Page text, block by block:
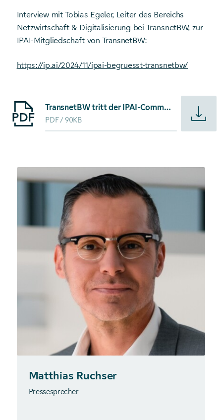
Interview mit Tobias Egeler, Leiter des Bereichs
Netzwirtschaft & Digitalisierung bei TransnetBW, zur
IPAI-Mitgliedschaft von TransnetBW:
https://ip.ai/2024/11/ipai-begruesst-transnetbw/
Starte Download von: TransnetBW tritt der IPAI-Community
TransnetBW tritt der IPAI-Community bei
PDF 90KB
Matthias Ruchser
Pressesprecher